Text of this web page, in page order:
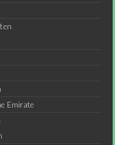
Emirate